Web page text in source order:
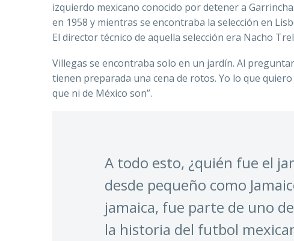
izquierdo mexicano conocido por detener a
en 1958 y mientras se encontraba la selección en
El director técnico de aquella selección era Nacho
Villegas se encontraba solo en un jardín. Al
tienen preparada una cena de rotos. Yo lo que
que ni de México son”.
A todo esto, ¿quién fue el
desde pequeño como
jamaica, fue parte de uno
la historia del futbol